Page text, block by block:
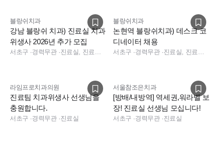
블랑쉬치과
강남 블랑쉬 치과) 진료실 치과
위생사 2026년 추가 모집
서초구 ·경력무관· 진료실, 진료팀장
블랑쉬치과
논현역 블랑쉬치과) 데스크 코
디네이터 채용
서초구 ·경력무관· 진료실, 진료팀장, 보험청구, 데스크, 상담, 실장, 총괄실장, 경영지원, 데스크, 보험청구, 상담, 실장, 데스크
라임프로치과의원
진료팀 치과위생사 선생님을
충원합니다.
서초구 ·경력무관·진료실
서울참조은치과
[방배/내방역] 역세권,워라벨 보
장! 진료실 선생님 모십니다!
서초구 ·경력무관·진료실